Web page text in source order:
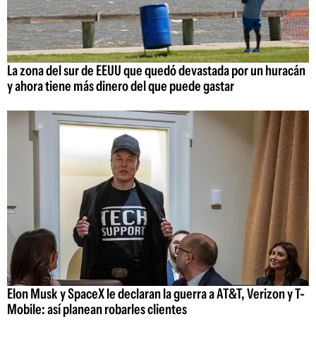
La zona del sur de EEUU que quedó devastada por un huracán
y ahora tiene más dinero del que puede gastar
Elon Musk y SpaceX le declaran la guerra a AT&T, Verizon y T-
Mobile: así planean robarles clientes